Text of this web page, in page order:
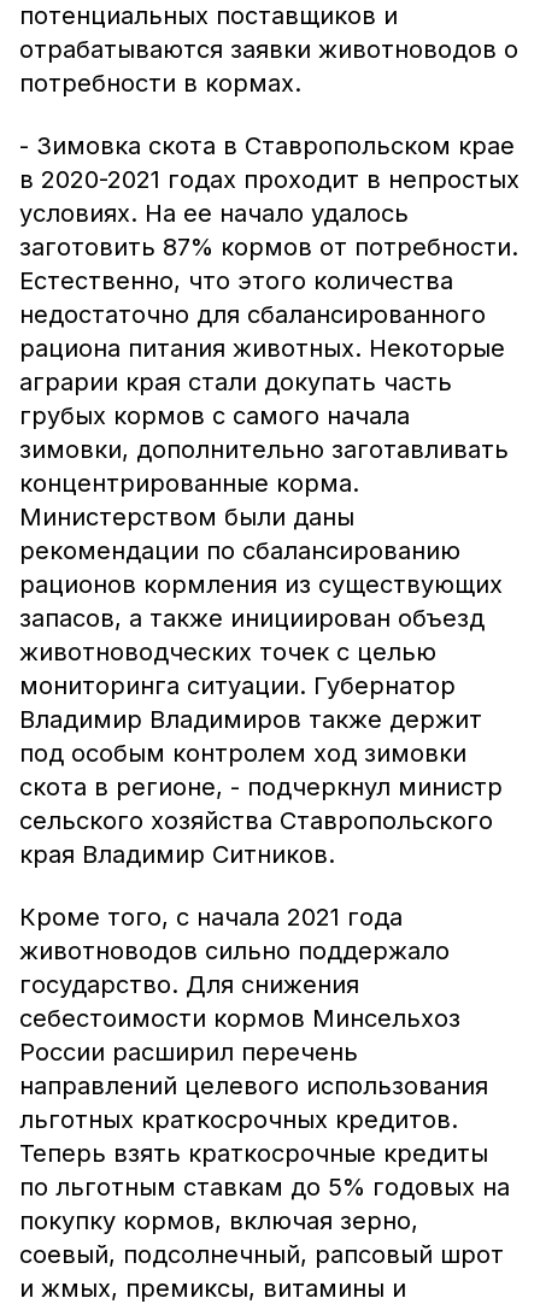
потенциальных поставщиков и
отрабатываются заявки животноводов о
потребности в кормах.
- Зимовка скота в Ставропольском крае
в 2020-2021 годах проходит в непростых
условиях. На ее начало удалось
заготовить 87% кормов от потребности.
Естественно, что этого количества
недостаточно для сбалансированного
рациона питания животных. Некоторые
аграрии края стали докупать часть
грубых кормов с самого начала
зимовки, дополнительно заготавливать
концентрированные корма.
Министерством были даны
рекомендации по сбалансированию
рационов кормления из существующих
запасов, а также инициирован объезд
животноводческих точек с целью
мониторинга ситуации. Губернатор
Владимир Владимиров также держит
под особым контролем ход зимовки
скота в регионе, - подчеркнул министр
сельского хозяйства Ставропольского
края Владимир Ситников.
Кроме того, с начала 2021 года
животноводов сильно поддержало
государство. Для снижения
себестоимости кормов Минсельхоз
России расширил перечень
направлений целевого использования
льготных краткосрочных кредитов.
Теперь взять краткосрочные кредиты
по льготным ставкам до 5% годовых на
покупку кормов, включая зерно,
соевый, подсолнечный, рапсовый шрот
и жмых, премиксы, витамины и